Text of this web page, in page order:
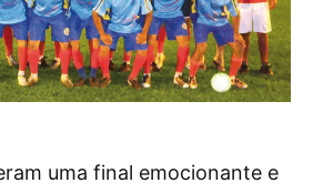
uma final emocionante e